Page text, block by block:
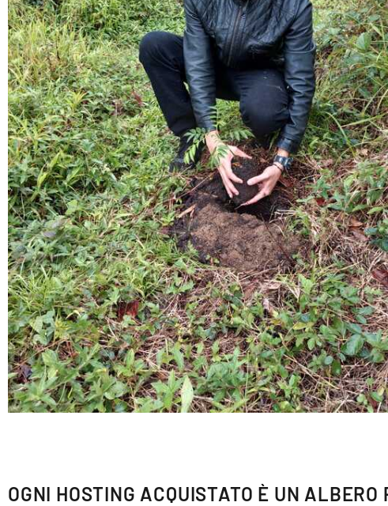
OGNI HOSTING ACQUISTATO È UN ALBERO